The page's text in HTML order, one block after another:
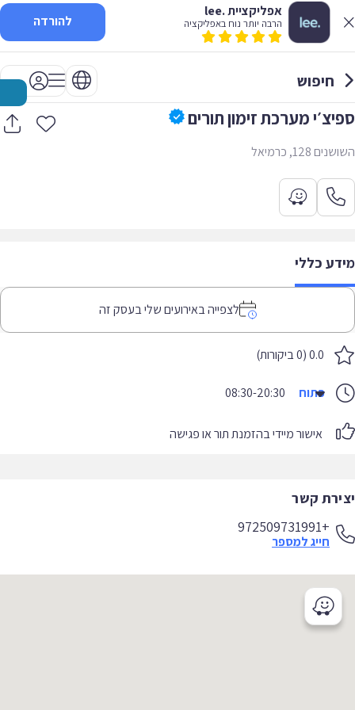
אפליקציית .lee
הרבה יותר נוח באפליקציה להורדה
חיפוש
ספיצ׳י מערכת זימון תורים
השושנים 128, כרמיאל
מידע כללי
לצפייה באירועים שלי בעסק זה
0.0 (0 ביקורות)
פתוח 08:30-20:30
אישור מיידי בהזמנת תור או פגישה
יצירת קשר
+972509731991
חייג למספר